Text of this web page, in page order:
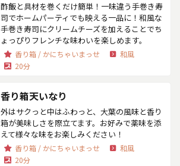
酢飯と具材を巻くだけ簡単！一味違う手巻き寿
司でホームパーティでも映える一品に！和風な
手巻き寿司にクリームチーズを加えることでち
ょっぴりフレンチな味わいを楽しめます。
香り箱 / かにちゃいまっせ
和風
20分
香り箱天いなり
外はサクっと中はふわっと、大葉の風味と香り
箱が美味しさを際立てます。お好みで薬味を添
えて様々な味をお楽しみください！
香り箱 / かにちゃいまっせ
和風
20分